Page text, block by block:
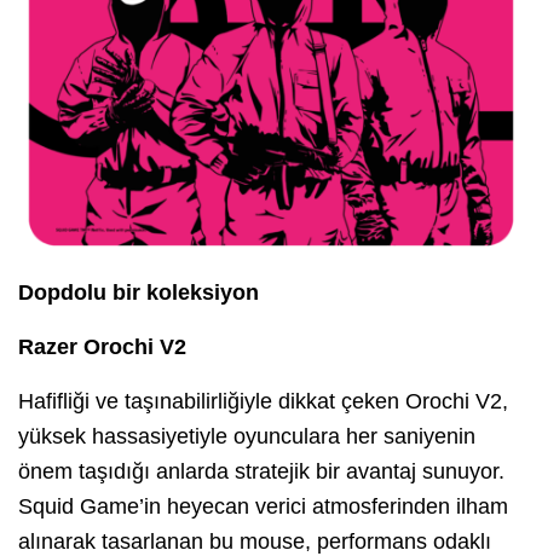
Dopdolu bir koleksiyon
Razer Orochi V2
Hafifliği ve taşınabilirliğiyle dikkat çeken Orochi V2,
yüksek hassasiyetiyle oyunculara her saniyenin
önem taşıdığı anlarda stratejik bir avantaj sunuyor.
Squid Game’in heyecan verici atmosferinden ilham
alınarak tasarlanan bu mouse, performans odaklı